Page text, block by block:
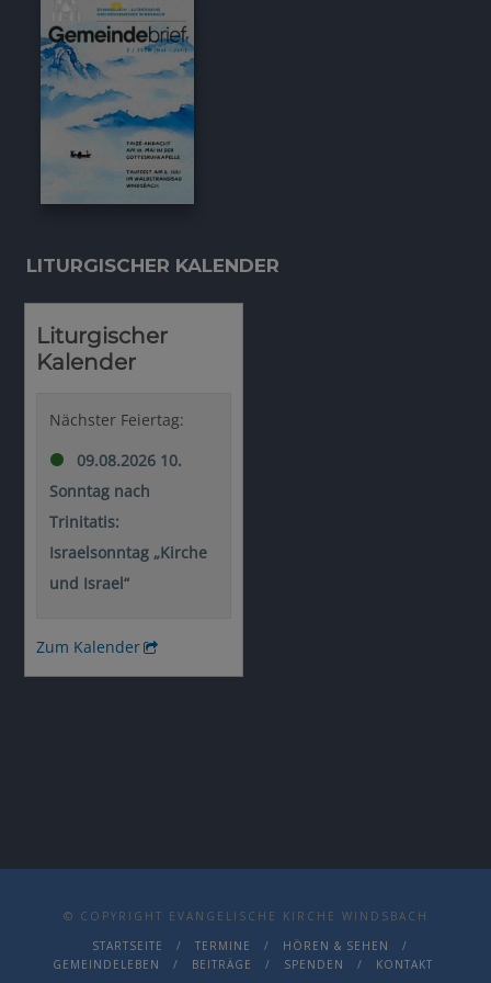
LITURGISCHER KALENDER
© COPYRIGHT EVANGELISCHE KIRCHE WINDSBACH
STARTSEITE
TERMINE
HÖREN & SEHEN
GEMEINDELEBEN
BEITRÄGE SPENDEN KONTAKT